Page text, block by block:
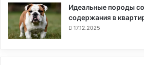
Идеальные породы
содержания в
17.12.2025